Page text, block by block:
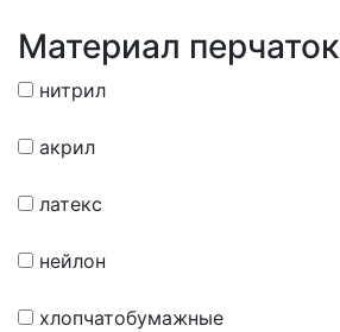
Материал перчаток
нитрил
акрил
латекс
нейлон
хлопчатобумажные